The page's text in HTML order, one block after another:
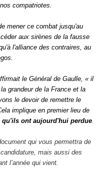
compatriotes.
mener ce combat jusqu'au
aux sirènes de la fausse
l'alliance des contraires, au
gos.
le Général de Gaulle, « il
grandeur de la France et la
le devoir de remettre le
implique en premier lieu de
qu'ils ont aujourd'hui perdue.
qui vous permettra de
mais aussi des
l’année qui vient.